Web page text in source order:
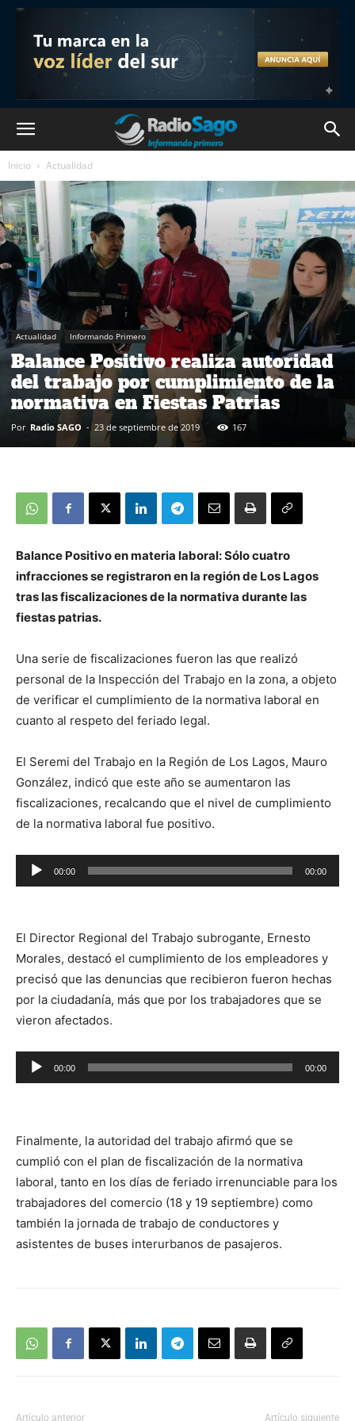
Inicio Actualidad
Actualidad Informando Primero
Balance Positivo realiza autoridad
del trabajo por cumplimiento de la
normativa en Fiestas Patrias
Por Radio SAGO - 23 de septiembre de 2019 167
Balance Positivo en materia laboral: Sólo cuatro
infracciones se registraron en la región de Los Lagos
tras las fiscalizaciones de la normativa durante las
fiestas patrias.
Una serie de fiscalizaciones fueron las que realizó
personal de la Inspección del Trabajo en la zona, a objeto
de verificar el cumplimiento de la normativa laboral en
cuanto al respeto del feriado legal.
El Seremi del Trabajo en la Región de Los Lagos, Mauro
González, indicó que este año se aumentaron las
fiscalizaciones, recalcando que el nivel de cumplimiento
de la normativa laboral fue positivo.
Reproductor
de
00:00 00:00
El Director Regional del Trabajo subrogante, Ernesto
Morales, destacó el cumplimiento de los empleadores y
precisó que las denuncias que recibieron fueron hechas
por la ciudadanía, más que por los trabajadores que se
vieron afectados.
Reproductor
de
00:00 00:00
Finalmente, la autoridad del trabajo afirmó que se
cumplió con el plan de fiscalización de la normativa
laboral, tanto en los días de feriado irrenunciable para los
trabajadores del comercio (18 y 19 septiembre) como
también la jornada de trabajo de conductores y
asistentes de buses interurbanos de pasajeros.
Artículo anterior Artículo siguiente